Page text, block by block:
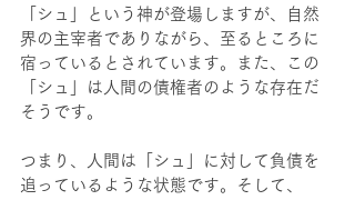
「シュ」という神が登場しますが、自然
界の主宰者でありながら、至るところに
宿っているとされています。また、この
「シュ」は人間の債権者のような存在だ
そうです。
つまり、人間は「シュ」に対して負債を
追っているような状態です。そして、